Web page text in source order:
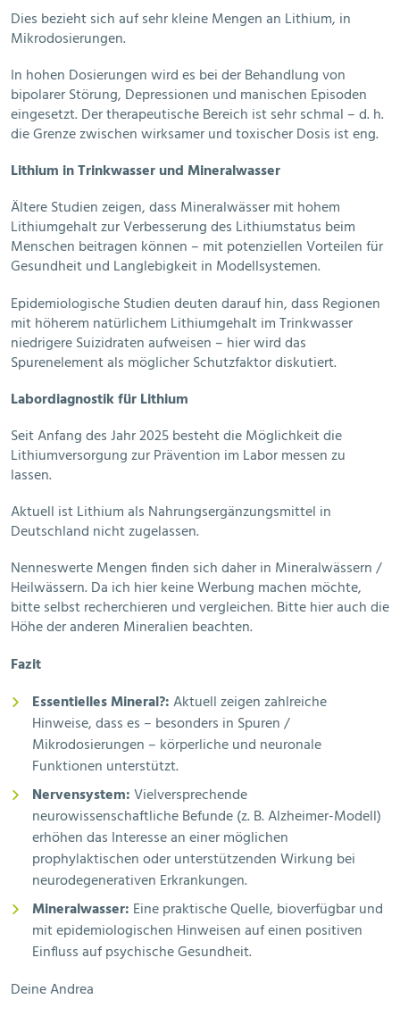
Dies bezieht sich auf sehr kleine Mengen an Lithium, in
Mikrodosierungen.
In hohen Dosierungen wird es bei der Behandlung von
bipolarer Störung, Depressionen und manischen Episoden
eingesetzt. Der therapeutische Bereich ist sehr schmal – d. h.
die Grenze zwischen wirksamer und toxischer Dosis ist eng.
Lithium in Trinkwasser und Mineralwasser
Ältere Studien zeigen, dass Mineralwässer mit hohem
Lithiumgehalt zur Verbesserung des Lithiumstatus beim
Menschen beitragen können – mit potenziellen Vorteilen für
Gesundheit und Langlebigkeit in Modellsystemen.
Epidemiologische Studien deuten darauf hin, dass Regionen
mit höherem natürlichem Lithiumgehalt im Trinkwasser
niedrigere Suizidraten aufweisen – hier wird das
Spurenelement als möglicher Schutzfaktor diskutiert.
Labordiagnostik für Lithium
Seit Anfang des Jahr 2025 besteht die Möglichkeit die
Lithiumversorgung zur Prävention im Labor messen zu
lassen.
Aktuell ist Lithium als Nahrungsergänzungsmittel in
Deutschland nicht zugelassen.
Nenneswerte Mengen finden sich daher in Mineralwässern /
Heilwässern. Da ich hier keine Werbung machen möchte,
bitte selbst recherchieren und vergleichen. Bitte hier auch die
Höhe der anderen Mineralien beachten.
Fazit
Essentielles Mineral?:Aktuell zeigen zahlreiche
Hinweise, dass es – besonders in Spuren /
Mikrodosierungen – körperliche und neuronale
Funktionen unterstützt.
Nervensystem:Vielversprechende
neurowissenschaftliche Befunde (z. B. Alzheimer-Modell)
erhöhen das Interesse an einer möglichen
prophylaktischen oder unterstützenden Wirkung bei
neurodegenerativen Erkrankungen.
Mineralwasser: Eine praktische Quelle, bioverfügbar und
mit epidemiologischen Hinweisen auf einen positiven
Einfluss auf psychische Gesundheit.
Deine Andrea